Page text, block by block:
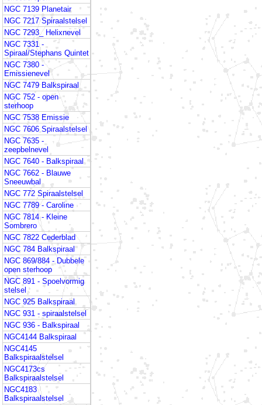
NGC 7139 Planetair
NGC 7217 Spiraalstelsel
NGC 7293_ Helixnevel
NGC 7331 -
Spiraal/Stephans Quintet
NGC 7380 -
Emissienevel
NGC 7479 Balkspiraal
NGC 752 - open
sterhoop
NGC 7538 Emissie
NGC 7606 Spiraalstelsel
NGC 7635 -
zeepbelnevel
NGC 7640 - Balkspiraal
NGC 7662 - Blauwe
Sneeuwbal
NGC 772 Spiraalstelsel
NGC 7789 - Caroline
NGC 7814 - Kleine
Sombrero
NGC 7822 Cederblad
NGC 784 Balkspiraal
NGC 869/884 - Dubbele
open sterhoop
NGC 891 - Spoelvormig
stelsel
NGC 925 Balkspiraal
NGC 931 - spiraalstelsel
NGC 936 - Balkspiraal
NGC4144 Balkspiraal
NGC4145
Balkspiraalstelsel
NGC4173cs
Balkspiraalstelsel
NGC4183
Balkspiraalstelsel